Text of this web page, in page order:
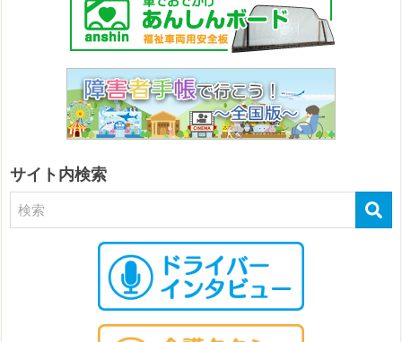
サイト内検索